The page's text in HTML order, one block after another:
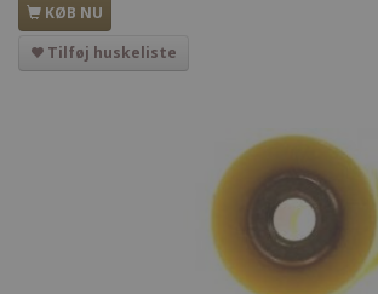
KØB NU
Tilføj huskeliste